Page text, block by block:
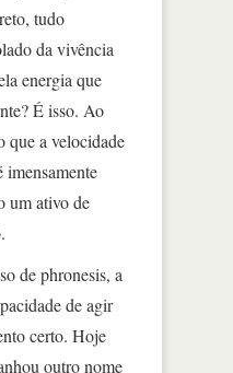
tudo
da vivência
energia que
É isso. Ao
que a velocidade
imensamente
um ativo de
de phronesis, a
de agir
certo. Hoje
outro nome